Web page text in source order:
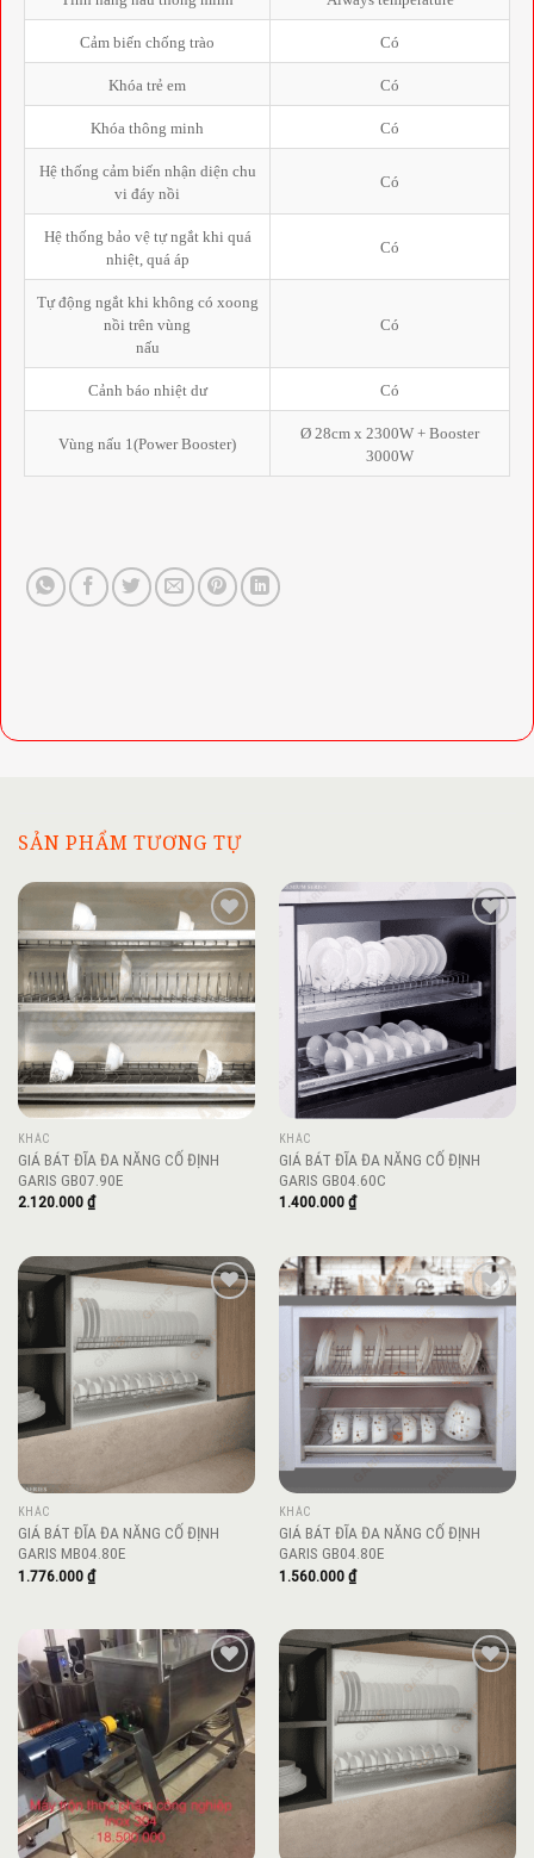
Cảm biến chống trào Có
Khóa trẻ em Có
Khóa thông minh Có
Hệ thống cảm biến nhận diện chu
vi đáy nồi
Có
Hệ thống bảo vệ tự ngắt khi quá
nhiệt, quá áp
Có
Tự động ngắt khi không có xoong
nồi trên vùng
nấu
Có
Cảnh báo nhiệt dư Có
Vùng nấu 1(Power Booster)
Ø 28cm x 2300W + Booster
3000W
SẢN PHẨM TƯƠNG TỰ
Add to
wishlist
KHÁC
GIÁ BÁT ĐĨA ĐA NĂNG CỐ ĐỊNH
GARIS GB07.90E
2.120.000₫
KHÁC
GIÁ BÁT ĐĨA ĐA NĂNG CỐ ĐỊNH
GARIS GB04.60C
1.400.000₫
wishlist
KHÁC
GIÁ BÁT ĐĨA ĐA NĂNG CỐ ĐỊNH
GARIS MB04.80E
1.776.000₫
Add to
wishlist
KHÁC
GIÁ BÁT ĐĨA ĐA NĂNG CỐ ĐỊNH
GARIS GB04.80E
1.560.000₫
Add to
wishlist
wishlist